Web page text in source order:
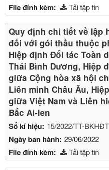
File đính kèm: Tải tập tin
Quy định chi tiết về lập
đối với gói thầu thuộc
Hiệp định Đối tác Toàn
Thái Bình Dương, Hiệp
giữa Cộng hòa xã hội
Liên minh Châu Âu,
giữa Việt Nam và Liên
Bắc Ai-len
Số kí hiệu: 15/2022/TT-BKHĐT
Ngày ban hành: 29/06/2022
File đính kèm: Tải tập tin